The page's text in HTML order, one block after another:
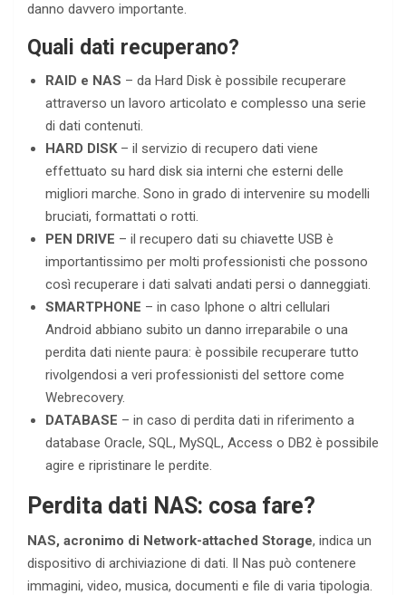
danno davvero importante.
Quali dati recuperano?
RAID e NAS – da Hard Disk è possibile recuperare
attraverso un lavoro articolato e complesso una serie
di dati contenuti.
HARD DISK– il servizio di recupero dati viene
effettuato su hard disk sia interni che esterni delle
migliori marche. Sono in grado di intervenire su modelli
bruciati, formattati o rotti.
PEN DRIVE – il recupero dati su chiavette USB è
importantissimo per molti professionisti che possono
così recuperare i dati salvati andati persi o danneggiati.
SMARTPHONE – in caso Iphone o altri cellulari
Android abbiano subito un danno irreparabile o una
perdita dati niente paura: è possibile recuperare tutto
rivolgendosi a veri professionisti del settore come
Webrecovery.
DATABASE – in caso di perdita dati in riferimento a
database Oracle, SQL, MySQL, Access o DB2 è possibile
agire e ripristinare le perdite.
Perdita dati NAS: cosa fare?
NAS, acronimo di Network-attached Storage, indica un
dispositivo di archiviazione di dati. Il Nas può contenere
immagini, video, musica, documenti e file di varia tipologia.